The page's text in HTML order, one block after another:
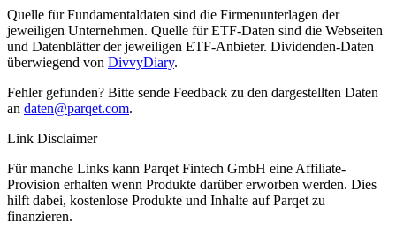
Quelle für Fundamentaldaten sind die Firmenunterlagen der
jeweiligen Unternehmen. Quelle für ETF-Daten sind die Webseiten
und Datenblätter der jeweiligen ETF-Anbieter. Dividenden-Daten
überwiegend von DivvyDiary.
Fehler gefunden? Bitte sende Feedback zu den dargestellten Daten
an daten@parqet.com.
Link Disclaimer
Für manche Links kann Parqet Fintech GmbH eine Affiliate-
Provision erhalten wenn Produkte darüber erworben werden. Dies
hilft dabei, kostenlose Produkte und Inhalte auf Parqet zu
finanzieren.